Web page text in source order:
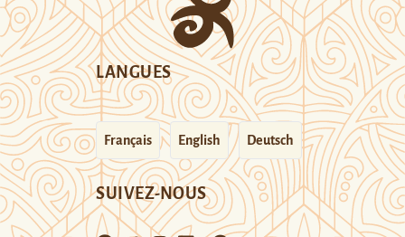
LANGUES
Français English Deutsch
SUIVEZ-NOUS